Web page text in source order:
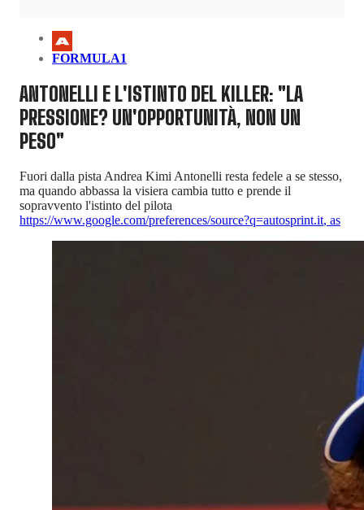
FORMULA1
ANTONELLI E L'ISTINTO DEL KILLER: "LA
PRESSIONE? UN'OPPORTUNITÀ, NON UN
PESO"
Fuori dalla pista Andrea Kimi Antonelli resta fedele a se stesso,
ma quando abbassa la visiera cambia tutto e prende il
sopravvento l'istinto del pilota
https://www.google.com/preferences/source?q=autosprint.it, as